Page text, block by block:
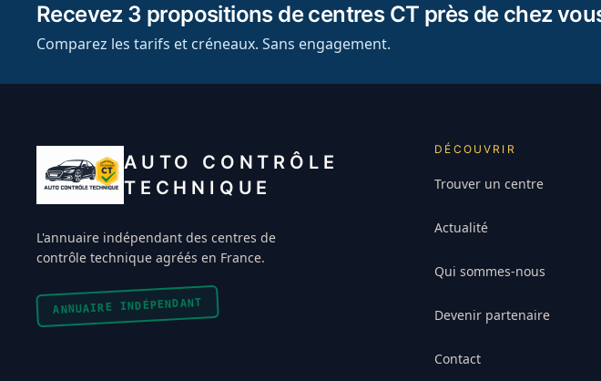
Recevez 3 propositions de centres CT près de chez
Comparez les tarifs et créneaux. Sans engagement.
AUTO CONTRÔLE
TECHNIQUE
L'annuaire indépendant des centres de
contrôle technique agréés en France.
ANNUAIRE INDÉPENDANT
DÉCOUVRIR
Trouver un centre
Actualité
Qui sommes-nous
Devenir partenaire
Contact